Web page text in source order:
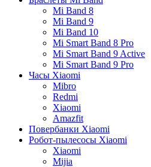
Mi Band 8
Mi Band 9
Mi Band 10
Mi Smart Band 8 Pro
Mi Smart Band 9 Active
Mi Smart Band 9 Pro
Часы Xiaomi
Mibro
Redmi
Xiaomi
Amazfit
Повербанки Xiaomi
Робот-пылесосы Xiaomi
Xiaomi
Mijia